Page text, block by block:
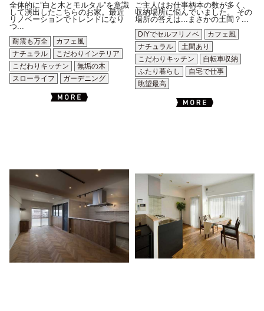
全体的に”白と木とモルタル”を意識
して演出したこちらのお家。最近
リノベーションでトレンドになり
つ...
耐震も万全
カフェ風
ナチュラル
こだわりインテリア
こだわりキッチン
無垢の木
スローライフ
ガーデニング
ご主人はお仕事柄本の数が多く、
収納場所に悩んでいました。 その
場所の答えは...まさかの土間？...
DIYでセルフリノベ
カフェ風
ナチュラル
土間あり
こだわりキッチン
自転車収納
ふたり暮らし
自宅で仕事
眺望最高